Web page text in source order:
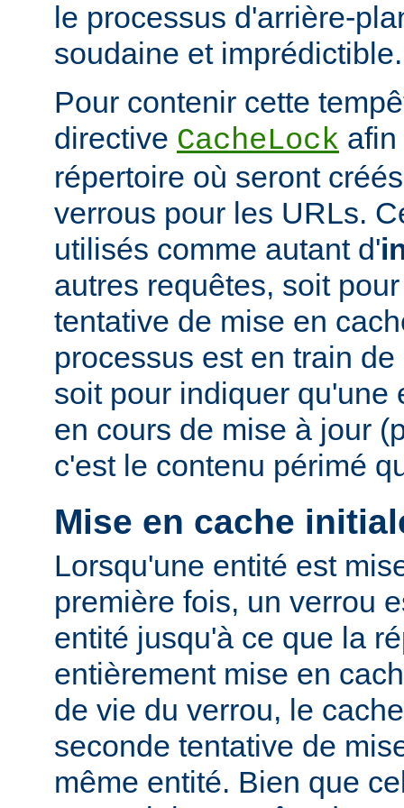
le processus d'arrière-
soudaine et imprédictible.
Pour contenir cette
directive CacheLock
répertoire où seront
verrous pour les URLs.
utilisés comme autant d'
autres requêtes, soit
tentative de mise en
processus est en train
soit pour indiquer qu'une
en cours de mise à jour
c'est le contenu périmé
Mise en cache
Lorsqu'une entité est
première fois, un verrou
entité jusqu'à ce que la
entièrement mise en
de vie du verrou, le
seconde tentative de
même entité. Bien que